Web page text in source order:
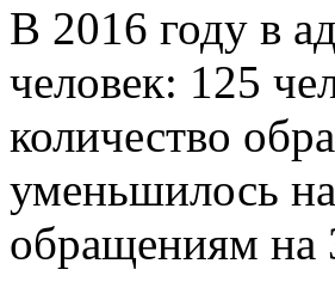
В 2016 году в
человек: 125
количество
уменьшилось
обращениям на